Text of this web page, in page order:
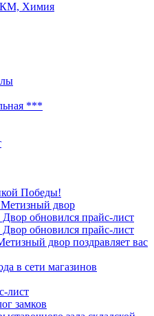
Химия
***
Победы!
двор
обновился прайс-лист
обновился прайс-лист
двор поздравляет вас
в сети магазинов
лист
замков